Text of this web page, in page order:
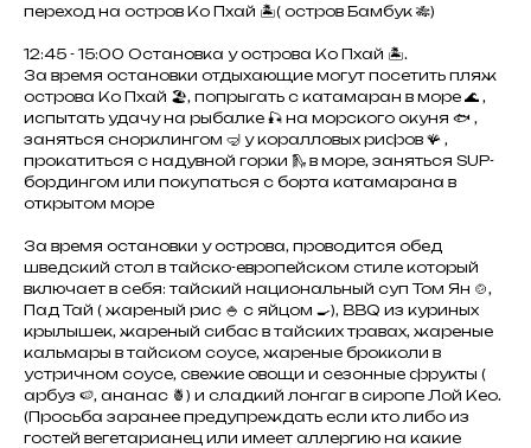
переход на остров Ко Пхай 🏝️( остров Бамбук 🎋)
12:45 - 15:00 Остановка у острова Ко Пхай 🏝️.
За время остановки отдыхающие могут посетить пляж
острова Ко Пхай 🏖️, попрыгать с катамаран в море 🌊 ,
испытать удачу на рыбалке 🎣 на морского окуня 🐟 ,
заняться снорклингом 🤿 у коралловых рифов 🪸 ,
прокатиться с надувной горки 🛝 в море, заняться SUP-
бордингом или покупаться с борта катамарана в
открытом море
За время остановки у острова, проводится обед
шведский стол в тайско-европейском стиле который
включает в себя: тайский национальный суп Том Ян 🍲,
Пад Тай ( жареный рис 🍚 с яйцом 🍳), BBQ из куриных
крылышек, жареный сибас в тайских травах, жареные
кальмары в тайском соусе, жареные брокколи в
устричном соусе, свежие овощи и сезонные фрукты (
арбуз 🍉, ананас 🍍) и сладкий лонгаг в сиропе Лой Кео.
(Просьба заранее предупреждать если кто либо из
гостей вегетарианец или имеет аллергию на какие